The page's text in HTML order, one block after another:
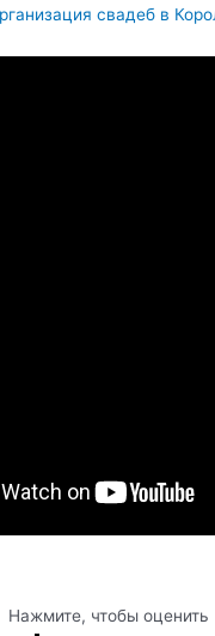
Нажмите, чтобы оценить